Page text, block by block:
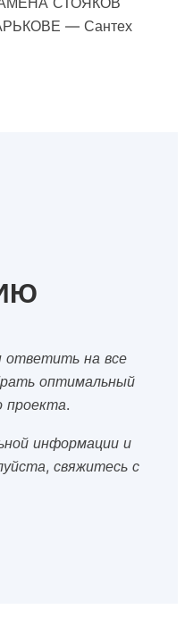
— Сантех
на все
оптимальный
проекта.
информации и
свяжитесь с